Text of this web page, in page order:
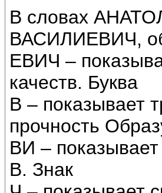
В словах
ВАСИЛИЕВИЧ,
ЕВИЧ –
качеств. Буква
В – показывает
прочность
ВИ –
В. Знак